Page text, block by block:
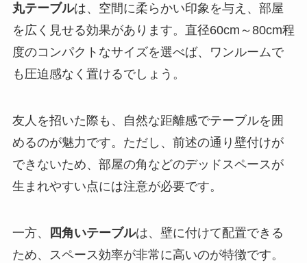
丸テーブルは、空間に柔らかい印象を与え、部屋
を広く見せる効果があります。直径60cm～80cm程
度のコンパクトなサイズを選べば、ワンルームで
も圧迫感なく置けるでしょう。
友人を招いた際も、自然な距離感でテーブルを囲
めるのが魅力です。ただし、前述の通り壁付けが
できないため、部屋の角などのデッドスペースが
生まれやすい点には注意が必要です。
一方、 四角いテーブルは、壁に付けて配置できる
ため、スペース効率が非常に高いのが特徴です。